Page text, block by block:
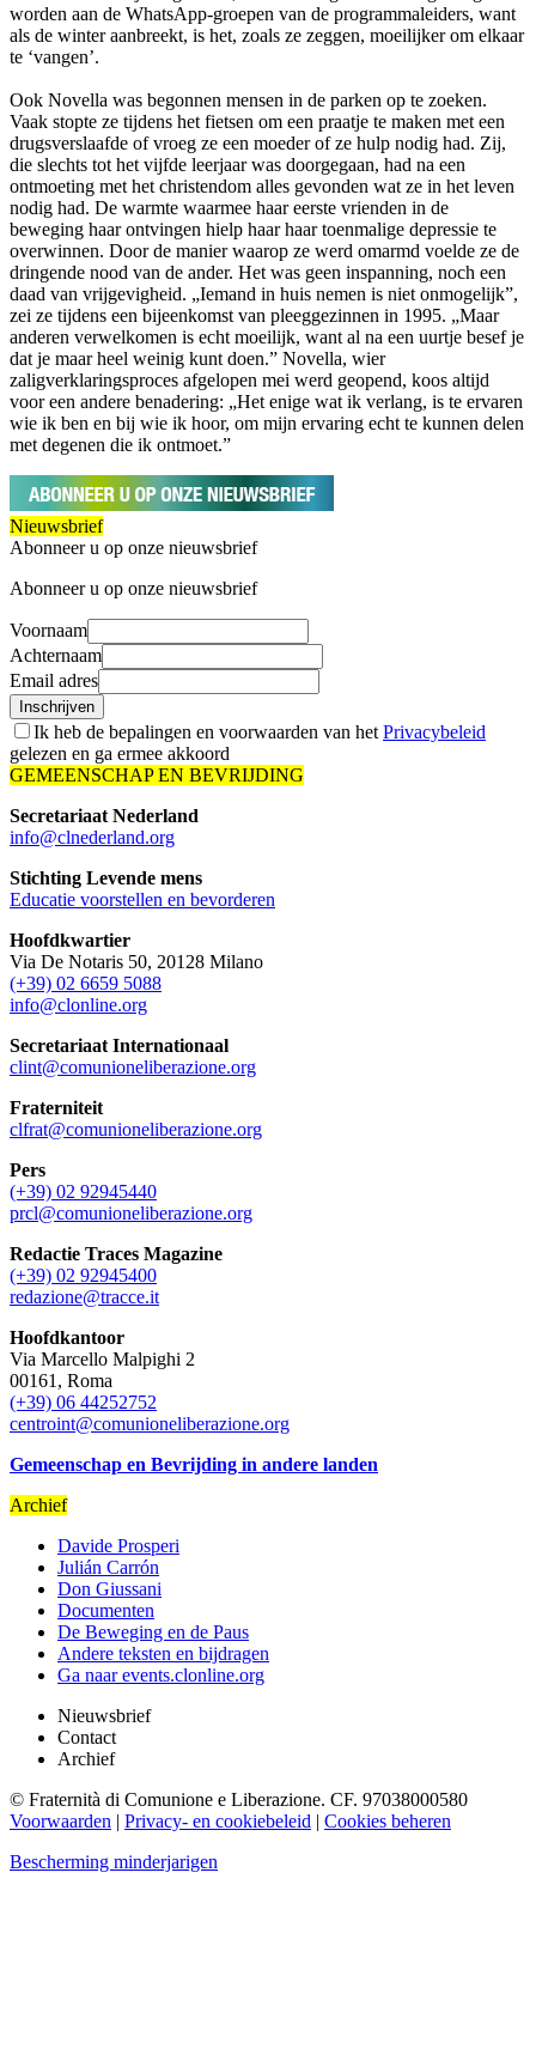
worden aan de WhatsApp-groepen van de programmaleiders, want
als de winter aanbreekt, is het, zoals ze zeggen, moeilijker om elkaar
te ‘vangen’.
Ook Novella was begonnen mensen in de parken op te zoeken.
Vaak stopte ze tijdens het fietsen om een praatje te maken met een
drugsverslaafde of vroeg ze een moeder of ze hulp nodig had. Zij,
die slechts tot het vijfde leerjaar was doorgegaan, had na een
ontmoeting met het christendom alles gevonden wat ze in het leven
nodig had. De warmte waarmee haar eerste vrienden in de
beweging haar ontvingen hielp haar haar toenmalige depressie te
overwinnen. Door de manier waarop ze werd omarmd voelde ze de
dringende nood van de ander. Het was geen inspanning, noch een
daad van vrijgevigheid. „Iemand in huis nemen is niet onmogelijk”,
zei ze tijdens een bijeenkomst van pleeggezinnen in 1995. „Maar
anderen verwelkomen is echt moeilijk, want al na een uurtje besef je
dat je maar heel weinig kunt doen.” Novella, wier
zaligverklaringsproces afgelopen mei werd geopend, koos altijd
voor een andere benadering: „Het enige wat ik verlang, is te ervaren
wie ik ben en bij wie ik hoor, om mijn ervaring echt te kunnen delen
met degenen die ik ontmoet.”
Nieuwsbrief
Abonneer u op onze nieuwsbrief
Abonneer u op onze nieuwsbrief
Voornaam
Achternaam
Email adres
Inschrijven
Ik heb de bepalingen en voorwaarden van het Privacybeleid
gelezen en ga ermee akkoord
GEMEENSCHAP EN BEVRIJDING
Secretariaat Nederland
info@clnederland.org
Stichting Levende mens
Educatie voorstellen en bevorderen
Hoofdkwartier
Via De Notaris 50, 20128 Milano
(+39) 02 6659 5088
info@clonline.org
Secretariaat Internationaal
clint@comunioneliberazione.org
Fraterniteit
clfrat@comunioneliberazione.org
Pers
(+39) 02 92945440
prcl@comunioneliberazione.org
Redactie Traces Magazine
(+39) 02 92945400
redazione@tracce.it
Hoofdkantoor
Via Marcello Malpighi 2
00161, Roma
(+39) 06 44252752
centroint@comunioneliberazione.org
Gemeenschap en Bevrijding in andere landen
Archief
Davide Prosperi
Julián Carrón
Don Giussani
Documenten
De Beweging en de Paus
Andere teksten en bijdragen
Ga naar events.clonline.org
Nieuwsbrief
Contact
Archief
© Fraternità di Comunione e Liberazione. CF. 97038000580
Voorwaarden | Privacy- en cookiebeleid | Cookies beheren
Bescherming minderjarigen